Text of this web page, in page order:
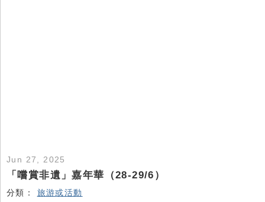
Jun 27, 2025
「嚐賞非遺」嘉年華（28-29/6）
分類： 旅游或活動